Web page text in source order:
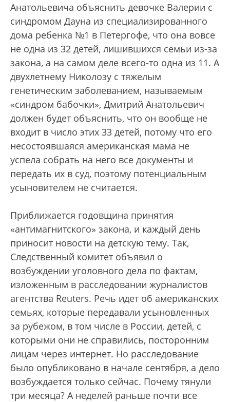
Анатольевича объяснить девочке Валерии с
синдромом Дауна из специализированного
дома ребенка №1 в Петергофе, что она вовсе
не одна из 32 детей, лишившихся семьи из-за
закона, а на самом деле всего-то одна из 11. А
двухлетнему Николозу с тяжелым
генетическим заболеванием, называемым
«синдром бабочки», Дмитрий Анатольевич
должен будет объяснить, что он вообще не
входит в число этих 33 детей, потому что его
несостоявшаяся американская мама не
успела собрать на него все документы и
передать их в суд, поэтому потенциальным
усыновителем не считается.
Приближается годовщина принятия
«антимагнитского» закона, и каждый день
приносит новости на детскую тему. Так,
Следственный комитет объявил о
возбуждении уголовного дела по фактам,
изложенным в расследовании журналистов
агентства Reuters. Речь идет об американских
семьях, которые передавали усыновленных
за рубежом, в том числе в России, детей, с
которыми они не справились, посторонним
лицам через интернет. Но расследование
было опубликовано в начале сентября, а дело
возбуждается только сейчас. Почему тянули
три месяца? А неделей раньше почти все